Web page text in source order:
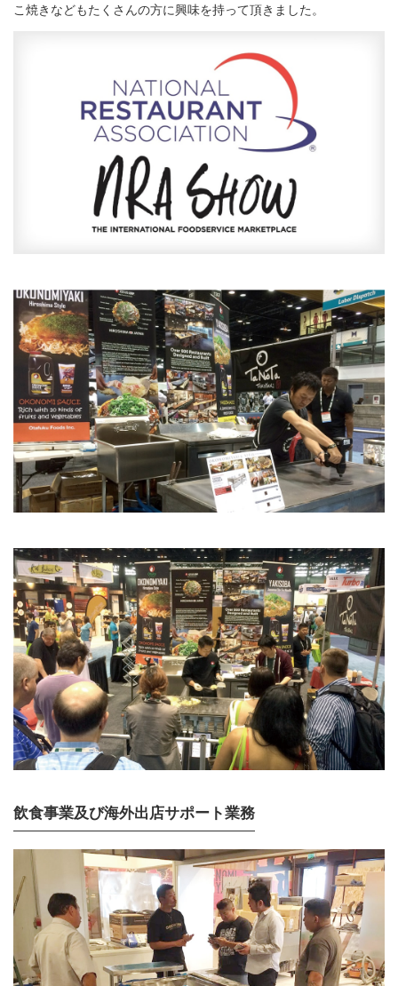
こ焼きなどもたくさんの方に興味を持って頂きました。
飲食事業及び海外出店サポート業務